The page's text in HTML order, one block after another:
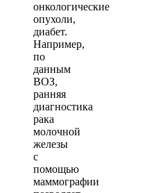
онкологические
опухоли,
диабет.
Например,
по
данным
ВОЗ,
ранняя
диагностика
рака
молочной
железы
с
помощью
маммографии